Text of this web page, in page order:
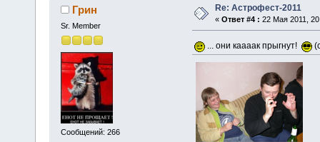
Грин
Sr. Member
Сообщений: 266
Re: Астрофест-2011
« Ответ #4 : 22 Мая 2011,
... они каааак прыгнут!